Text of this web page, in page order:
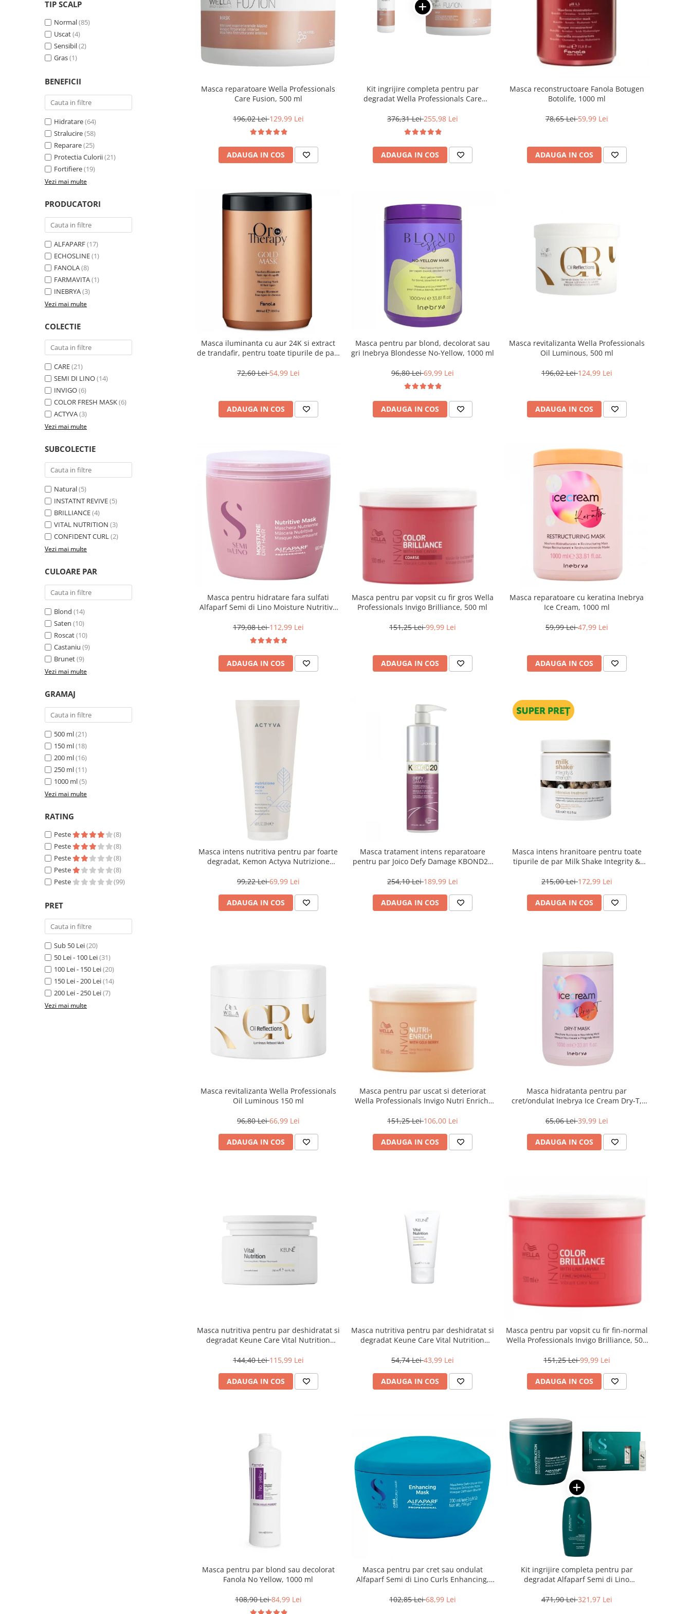
TIP SCALP
Normal(85)
Uscat(4)
Sensibil(2)
Gras(1)
BENEFICII
Hidratare(64)
Stralucire(58)
Reparare(25)
Protectia Culorii(21)
Fortifiere(19)
Vezi mai multe
PRODUCATORI
ALFAPARF(17)
ECHOSLINE(1)
FANOLA(8)
FARMAVITA(1)
INEBRYA(3)
Vezi mai multe
COLECTIE
CARE(21)
SEMI DI LINO(14)
INVIGO(6)
COLOR FRESH MASK(6)
ACTYVA(3)
Vezi mai multe
SUBCOLECTIE
Natural(5)
INSTATNT REVIVE(5)
BRILLIANCE(4)
VITAL NUTRITION (3)
CONFIDENT CURL(2)
Vezi mai multe
CULOARE PAR
Blond (14)
Saten (10)
Roscat(10)
Castaniu (9)
Brunet(9)
Vezi mai multe
GRAMAJ
500 ml(21)
150 ml(18)
200 ml(16)
250 ml(11)
1000 ml(5)
Vezi mai multe
RATING
Peste
(8)
Peste
(8)
Peste
(8)
Peste
(8)
Peste
(99)
PRET
Sub 50 Lei(20)
50 Lei - 100 Lei(31)
100 Lei - 150 Lei(20)
150 Lei - 200 Lei(14)
200 Lei - 250 Lei(7)
Vezi mai multe
Masca reparatoare Wella Professionals
Care Fusion, 500 ml
196,02 Lei129,99 Lei
ADAUGA IN COS
Kit ingrijire completa pentru par
degradat Wella Professionals Care
376,31 Lei255,98 Lei
ADAUGA IN COS
Masca reconstructoare Fanola Botugen
Botolife, 1000 ml
78,65 Lei59,99 Lei
ADAUGA IN COS
Masca iluminanta cu aur 24K si extract
de trandafir, pentru toate tipurile de par,
72,60 Lei54,99 Lei
ADAUGA IN COS
Masca pentru par blond, decolorat sau
gri Inebrya Blondesse No-Yellow, 1000 ml
96,80 Lei69,99 Lei
ADAUGA IN COS
Masca revitalizanta Wella Professionals
Oil Luminous, 500 ml
196,02 Lei124,99 Lei
ADAUGA IN COS
Masca pentru hidratare fara sulfati
Alfaparf Semi di Lino Moisture Nutritive
179,08 Lei112,99 Lei
ADAUGA IN COS
Masca pentru par vopsit cu fir gros Wella
Professionals Invigo Brilliance, 500 ml
151,25 Lei99,99 Lei
ADAUGA IN COS
Masca reparatoare cu keratina Inebrya
Ice Cream, 1000 ml
59,99 Lei47,99 Lei
ADAUGA IN COS
Masca intens nutritiva pentru par foarte
degradat, Kemon Actyva Nutrizione
99,22 Lei69,99 Lei
ADAUGA IN COS
Masca tratament intens reparatoare
pentru par Joico Defy Damage KBOND20
254,10 Lei189,99 Lei
ADAUGA IN COS
Masca intens hranitoare pentru toate
tipurile de par Milk Shake Integrity &
215,00 Lei172,99 Lei
ADAUGA IN COS
Masca revitalizanta Wella Professionals
Oil Luminous 150 ml
96,80 Lei66,99 Lei
ADAUGA IN COS
Masca pentru par uscat si deteriorat
Wella Professionals Invigo Nutri Enrich,
151,25 Lei106,00 Lei
ADAUGA IN COS
Masca hidratanta pentru par
cret/ondulat Inebrya Ice Cream Dry-T,
65,06 Lei39,99 Lei
ADAUGA IN COS
Masca nutritiva pentru par deshidratat si
degradat Keune Care Vital Nutrition
144,40 Lei115,99 Lei
ADAUGA IN COS
Masca nutritiva pentru par deshidratat si
degradat Keune Care Vital Nutrition
54,74 Lei43,99 Lei
ADAUGA IN COS
Masca pentru par vopsit cu fir fin-normal
Wella Professionals Invigo Brilliance, 500
151,25 Lei99,99 Lei
ADAUGA IN COS
Masca pentru par blond sau decolorat
Fanola No Yellow, 1000 ml
108,90 Lei84,99 Lei
Masca pentru par cret sau ondulat
Alfaparf Semi di Lino Curls Enhancing,
102,85 Lei68,99 Lei
Kit ingrijire completa pentru par
degradat Alfaparf Semi di Lino
471,90 Lei321,97 Lei